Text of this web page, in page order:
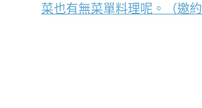
菜也有無菜單料理呢。（邀約